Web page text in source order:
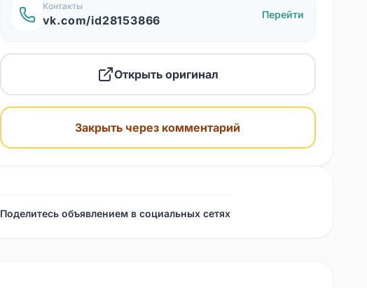
Контакты
vk.com/id28153866 Перейти
Открыть оригинал
Закрыть через комментарий
Поделитесь объявлением в социальных сетях